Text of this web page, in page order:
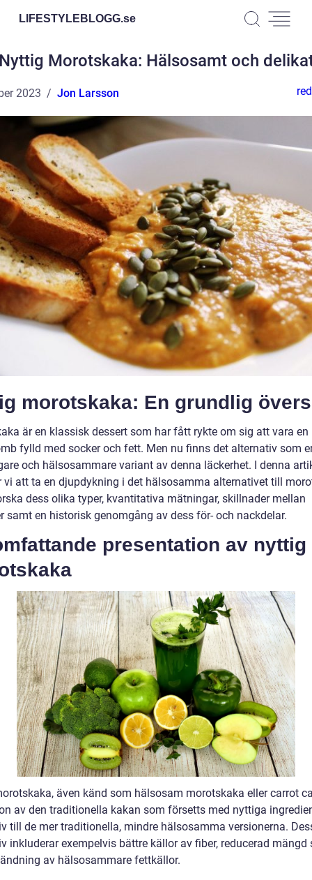
LIFESTYLEBLOGG.se
Morotskaka: Hälsosamt och
2023 Jon Larsson
morotskaka: En grundlig
är en klassisk dessert som har fått rykte om sig att vara en
fylld med socker och fett. Men nu finns det alternativ som
och hälsosammare variant av denna läckerhet. I denna
vi att ta en djupdykning i det hälsosamma alternativet till
dess olika typer, kvantitativa mätningar, skillnader mellan
samt en historisk genomgång av dess för- och nackdelar.
presentation av nyttig
även känd som hälsosam morotskaka eller carrot
av den traditionella kakan som försetts med nyttiga
till de mer traditionella, mindre hälsosamma versionerna.
inkluderar exempelvis bättre källor av fiber, reducerad mängd
av hälsosammare fettkällor.